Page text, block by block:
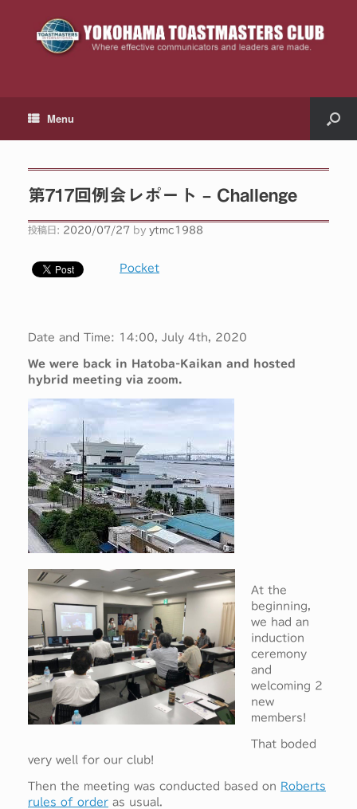
Menu
第717回例会レポート – Challenge
投稿日: 2020/07/27 by ytmc1988
Pocket
Date and Time: 14:00, July 4th, 2020
We were back in Hatoba-Kaikan and hosted
hybrid meeting via zoom.
At the
beginning,
we had an
induction
ceremony
and
welcoming 2
new
members!
That boded
very well for our club!
Then the meeting was conducted based on
Roberts
rules of order as usual.